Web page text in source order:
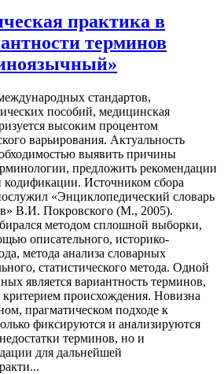
практика в
терминов
стандартов,
пособий, медицинская
высоким процентом
варьирования. Актуальность
выявить причины
предложить рекомендации
кодификации. Источником сбора
«Энциклопедический словарь
В.И. Покровского (М., 2005).
методом сплошной выборки,
описательного, историко-
метода анализа словарных
статистического метода. Одной
является вариантность терминов,
происхождения. Новизна
прагматическом подходе к
фиксируются и анализируются
терминов, но и
для дальнейшей